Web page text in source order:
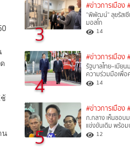
น
3
#ข่าวการเมือง
“พิพัฒน์“ ลุยรัสเซี
มอสโก
14
4
#ข่าวการเมือง
รัฐบาลไทย–เมีย
ความร่วมมือเพื่
14
5
#ข่าวการเมือง
ก.กลาง เห็นชอ
แข่งขันเดิม พร้อ
12